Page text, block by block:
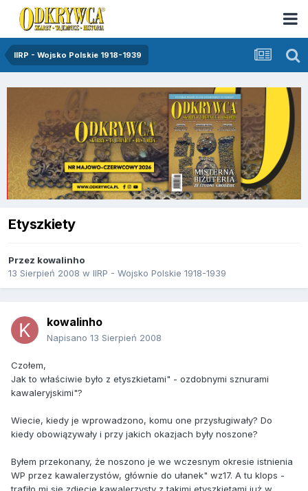
IIRP - Wojsko Polskie 1918-1939
Etyszkiety
Przez kowalinho
13 Sierpień 2008 w IIRP - Wojsko Polskie 1918-1939
kowalinho
Napisano 13 Sierpień 2008
Czołem,
Jak to właściwie było z etyszkietami" - ozdobnymi sznurami
kawaleryjskimi"?
Wiecie, kiedy je wprowadzono, komu one przysługiwały? Do
kiedy obowiązywały i przy jakich okazjach były noszone?
Byłem przekonany, że noszono je we wczesnym okresie istnienia
WP przez kawalerzystów, głównie do ułanek" wz17. A tu klops -